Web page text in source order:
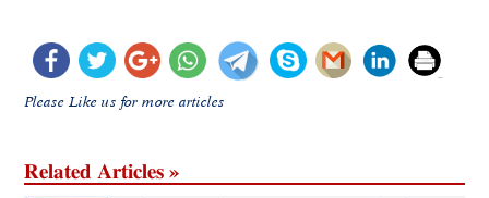
Please Like us for more articles
Related Articles »